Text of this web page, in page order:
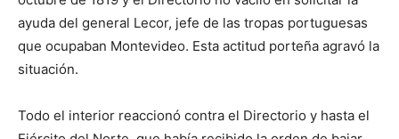
ayuda del general Lecor, jefe de las tropas portuguesas
que ocupaban Montevideo. Esta actitud porteña agravó la
situación.
Todo el interior reaccionó contra el Directorio y hasta el